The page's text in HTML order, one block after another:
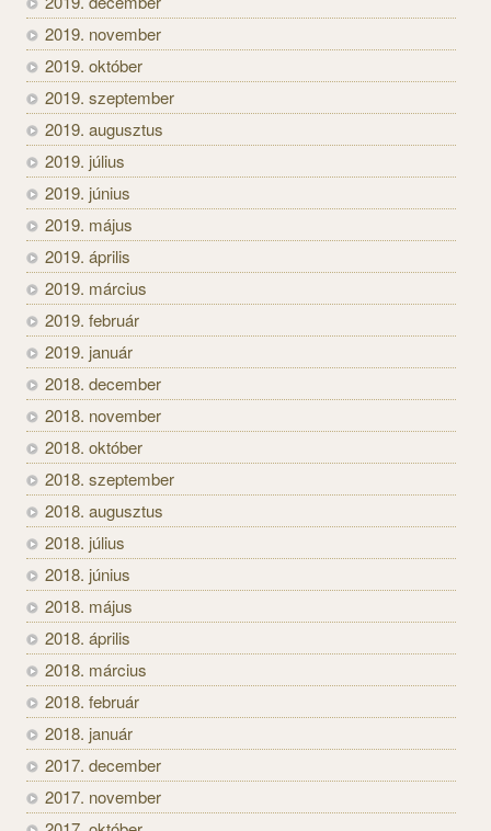
2019. november
2019. október
2019. szeptember
2019. augusztus
2019. július
2019. június
2019. május
2019. április
2019. március
2019. február
2019. január
2018. december
2018. november
2018. október
2018. szeptember
2018. augusztus
2018. július
2018. június
2018. május
2018. április
2018. március
2018. február
2018. január
2017. december
2017. november